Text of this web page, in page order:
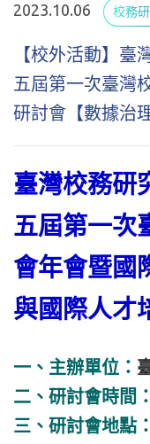
2023.10.06 校務
【校外活動】臺
五屆第一次臺灣
研討會【數據治
臺灣校務研
五屆第一次
會年會暨國
與國際人才
一、主辦單位：
二、研討會時間：
三、研討會地點：